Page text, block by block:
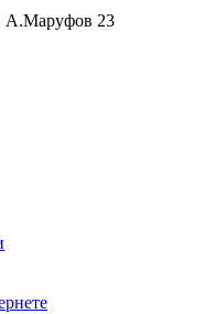
А.Маруфов 23